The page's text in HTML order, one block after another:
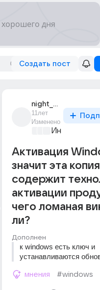
Создать пост
night_336
11лет
Изменено
Активация
значит эта
содержит
активации
чего ломаная
ли?
Дополнен
к windows есть ключ и
устанавливаются
мнения #windows